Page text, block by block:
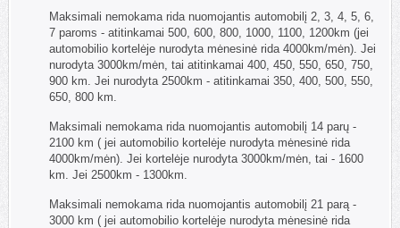
Maksimali nemokama rida nuomojantis automobilį 2, 3, 4, 5, 6,
7 paroms - atitinkamai 500, 600, 800, 1000, 1100, 1200km (jei
automobilio kortelėje nurodyta mėnesinė rida 4000km/mėn). Jei
nurodyta 3000km/mėn, tai atitinkamai 400, 450, 550, 650, 750,
900 km. Jei nurodyta 2500km - atitinkamai 350, 400, 500, 550,
650, 800 km.
Maksimali nemokama rida nuomojantis automobilį 14 parų -
2100 km ( jei automobilio kortelėje nurodyta mėnesinė rida
4000km/mėn). Jei kortelėje nurodyta 3000km/mėn, tai - 1600
km. Jei 2500km - 1300km.
Maksimali nemokama rida nuomojantis automobilį 21 parą -
3000 km ( jei automobilio kortelėje nurodyta mėnesinė rida